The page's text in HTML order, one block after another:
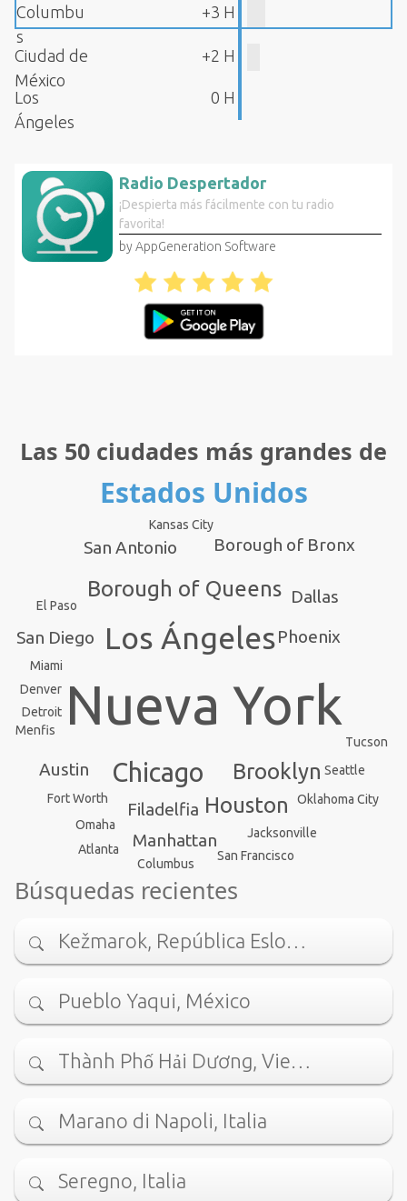
Columbu
s
+3 H
Ciudad de
México
+2 H
Los
Ángeles
0 H
Radio Despertador
¡Despierta más fácilmente con tu radio
favorita!
by AppGeneration Software
Las 50 ciudades más grandes de
Estados Unidos
Nueva York
Los Ángeles
Chicago
Brooklyn
Houston
Borough of Queens
Filadelfia
Phoenix
Manhattan
San Antonio
San Diego
Borough of Bronx
Dallas
Austin
Jacksonville
San Francisco
Columbus
Fort Worth
Seattle
Denver
El Paso
Detroit
Menfis
Oklahoma City
Tucson
Kansas City
Atlanta
Omaha
Miami
Búsquedas recientes
Kežmarok, República Eslo…
Pueblo Yaqui, México
Thành Phố Hải Dương, Vie…
Marano di Napoli, Italia
Seregno, Italia